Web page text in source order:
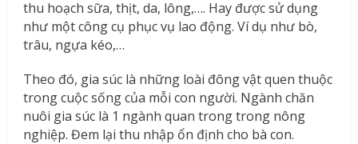
thu hoạch sữa, thịt, da, lông,…. Hay được sử dụng
như một công cụ phục vụ lao động. Ví dụ như bò,
trâu, ngựa kéo,…
Theo đó, gia súc là những loài đông vật quen thuộc
trong cuộc sống của mỗi con người. Ngành chăn
nuôi gia súc là 1 ngành quan trong trong nông
nghiệp. Đem lại thu nhập ổn định cho bà con.